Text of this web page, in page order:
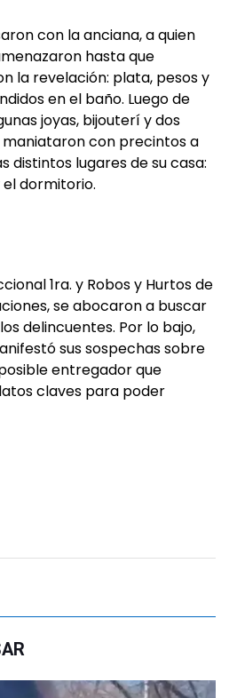
con la anciana, a quien
hasta que
la revelación: plata, pesos y
en el baño. Luego de
joyas, bijouterí y dos
con precintos a
distintos lugares de su casa:
dormitorio.
1ra. y Robos y Hurtos de
se abocaron a buscar
delincuentes. Por lo bajo,
sus sospechas sobre
entregador que
claves para poder